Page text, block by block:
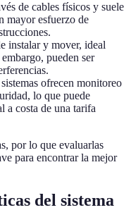
de cables físicos y suele
mayor esfuerzo de
instalar y mover, ideal
pueden ser
ofrecen monitoreo
lo que puede
a costa de una tarifa
por lo que evaluarlas
para encontrar la mejor
del sistema